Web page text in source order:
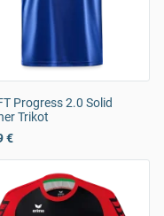
Progress 2.0 Solid
Trikot
€